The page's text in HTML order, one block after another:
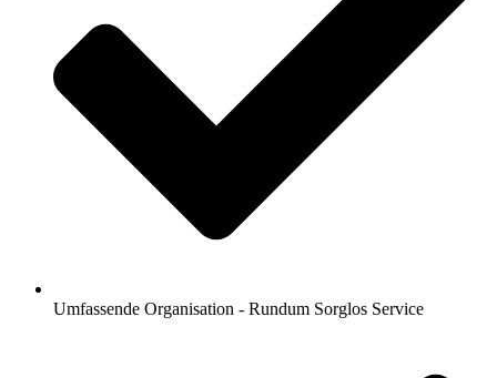
Umfassende Organisation - Rundum Sorglos Service